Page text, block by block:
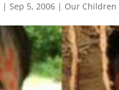
|Sep 5, 2006 | Our Children